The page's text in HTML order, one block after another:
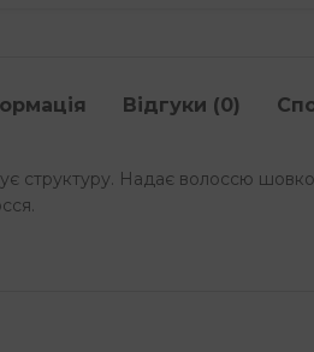
Відгуки (0)
структуру. Надає волоссю